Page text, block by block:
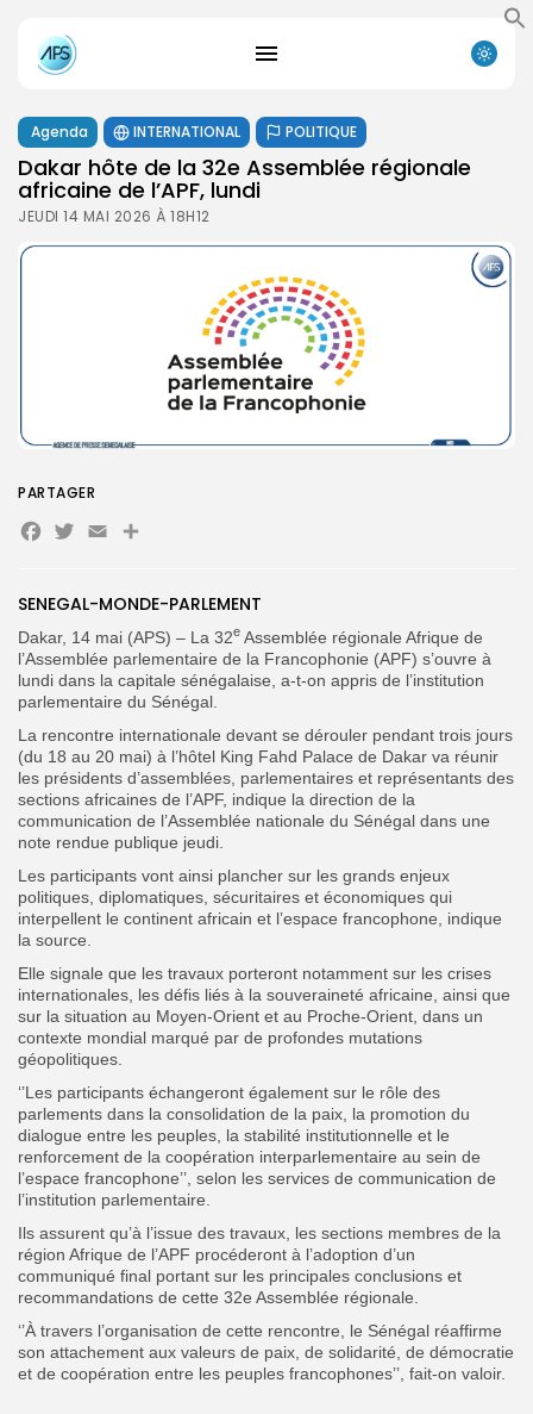
Search
for:
FR
Agenda INTERNATIONAL POLITIQUE
Dakar hôte de la 32e Assemblée régionale
africaine de l’APF, lundi
JEUDI 14 MAI 2026 À 18H12
SENEGAL-MONDE-PARLEMENT
Dakar, 14 mai (APS) – La 32e Assemblée régionale Afrique de
l’Assemblée parlementaire de la Francophonie (APF) s’ouvre à
lundi dans la capitale sénégalaise, a-t-on appris de l’institution
parlementaire du Sénégal.
La rencontre internationale devant se dérouler pendant trois jours
(du 18 au 20 mai) à l’hôtel King Fahd Palace de Dakar va réunir
les présidents d’assemblées, parlementaires et représentants des
sections africaines de l’APF, indique la direction de la
communication de l’Assemblée nationale du Sénégal dans une
note rendue publique jeudi.
Les participants vont ainsi plancher sur les grands enjeux
politiques, diplomatiques, sécuritaires et économiques qui
interpellent le continent africain et l’espace francophone, indique
la source.
Elle signale que les travaux porteront notamment sur les crises
internationales, les défis liés à la souveraineté africaine, ainsi que
sur la situation au Moyen-Orient et au Proche-Orient, dans un
contexte mondial marqué par de profondes mutations
géopolitiques.
‘’Les participants échangeront également sur le rôle des
parlements dans la consolidation de la paix, la promotion du
dialogue entre les peuples, la stabilité institutionnelle et le
renforcement de la coopération interparlementaire au sein de
l’espace francophone’’, selon les services de communication de
l’institution parlementaire.
Ils assurent qu’à l’issue des travaux, les sections membres de la
région Afrique de l’APF procéderont à l’adoption d’un
communiqué final portant sur les principales conclusions et
recommandations de cette 32e Assemblée régionale.
‘’À travers l’organisation de cette rencontre, le Sénégal réaffirme
son attachement aux valeurs de paix, de solidarité, de démocratie
et de coopération entre les peuples francophones’’, fait-on valoir.
PARTAGER
Facebook
Twitter
EmailPartager